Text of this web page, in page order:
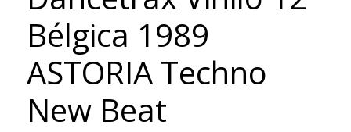
Bélgica 1989
ASTORIA Techno
New Beat